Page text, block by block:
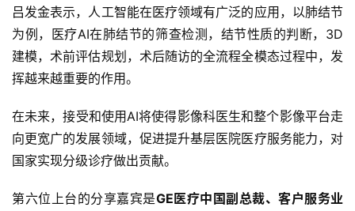
吕发金表示，人工智能在医疗领域有广泛的应用，以肺结节
为例，医疗AI在肺结节的筛查检测，结节性质的判断，3D
建模，术前评估规划，术后随访的全流程全模态过程中，发
挥越来越重要的作用。
在未来，接受和使用AI将使得影像科医生和整个影像平台走
向更宽广的发展领域，促进提升基层医院医疗服务能力，对
国家实现分级诊疗做出贡献。
第六位上台的分享嘉宾是GE医疗中国副总裁、客户服务业